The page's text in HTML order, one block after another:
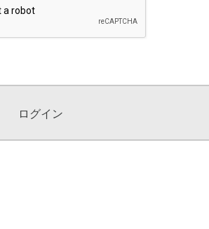
ログイン